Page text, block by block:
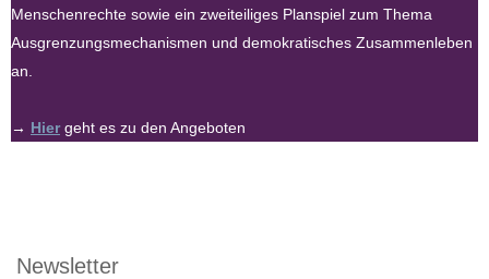
Menschenrechte sowie ein zweiteiliges Planspiel zum Thema
Ausgrenzungsmechanismen und demokratisches Zusammenleben
an.
→ Hier geht es zu den Angeboten
Newsletter